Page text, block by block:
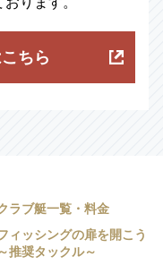
ちら
ラブ艇一覧・料金
ィッシングの扉を開こう
～推奨タックル～